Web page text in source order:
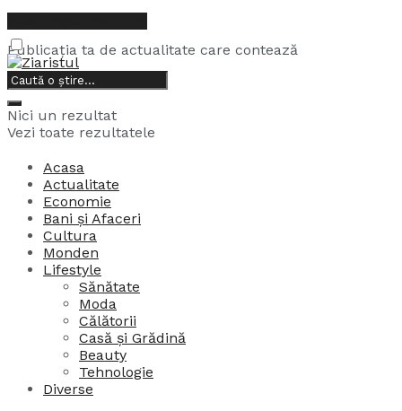
Publicația ta de actualitate care contează
6, august, 2026
Nici un rezultat
Vezi toate rezultatele
Acasa
Actualitate
Economie
Bani și Afaceri
Cultura
Monden
Lifestyle
Sănătate
Moda
Călătorii
Casă și Grădină
Beauty
Tehnologie
Diverse